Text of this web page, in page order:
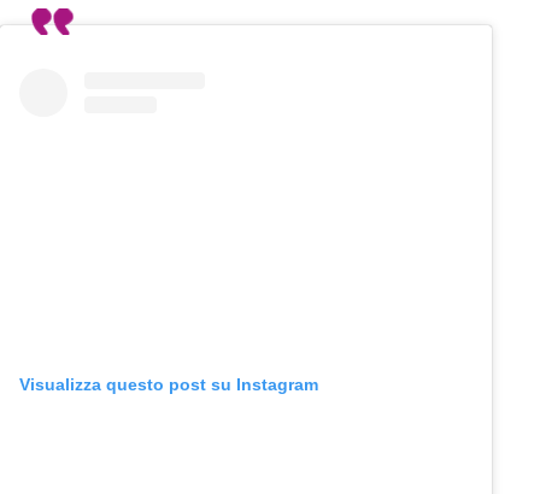
Visualizza questo post su Instagram